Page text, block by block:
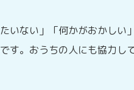
いない」「何かがおかし
す。おうちの人にも協力し